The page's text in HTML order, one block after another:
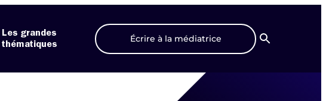
Les grandes
thématiques
Écrire à la médiatrice
Recherche